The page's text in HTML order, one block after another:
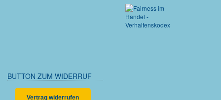
BUTTON ZUM WIDERRUF
Vertrag widerrufen